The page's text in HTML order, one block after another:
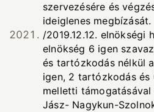
szervezésére és
ideiglenes megbízását.
/2019.12.12. elnökségi
elnökség 6 igen
és tartózkodás nélkül
igen, 2 tartózkodás és
melletti
Jász- Nagykun-